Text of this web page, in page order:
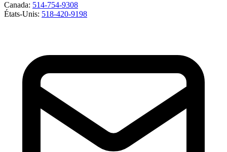
Canada: 514-754-9308
États-Unis: 518-420-9198